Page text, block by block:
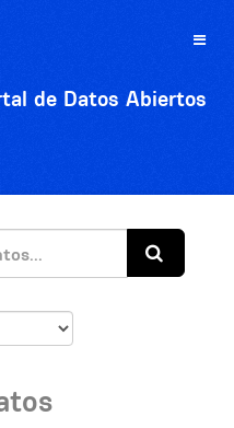
Toggle
de Datos Abiertos